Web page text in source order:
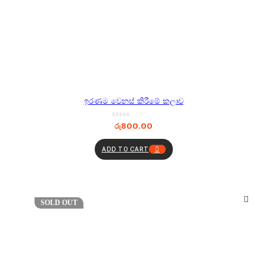
ඉරණම වෙනස් කිරීමේ කලාව
රු800.00
ADD TO CART
SOLD OUT